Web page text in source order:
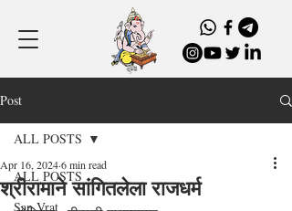
Post
ALL POSTS
San Vrat
ALL POSTS
श्रीरामाने सांगितलेला राजधर्म
Apr 16, 20246 min read